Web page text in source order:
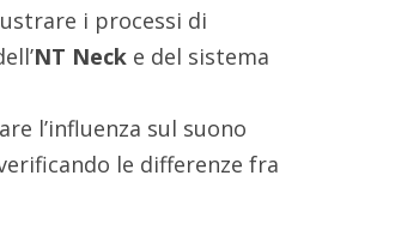
i processi di
NT Neck e del sistema
l’influenza sul suono
le differenze fra